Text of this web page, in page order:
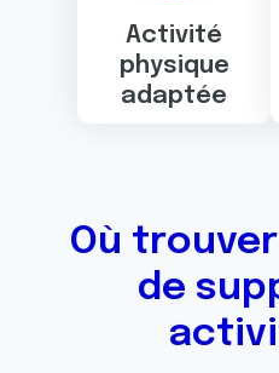
Activité
physique
adaptée
Où
de